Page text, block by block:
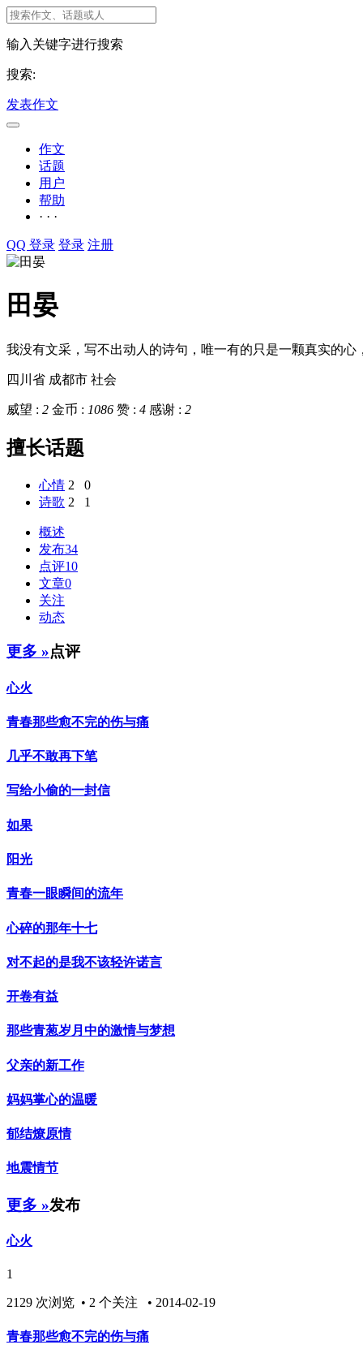
输入关键字进行搜索
搜索:
发表作文
作文
话题
用户
帮助
· · ·
QQ 登录 登录 注册
田晏
我没有文采，写不出动人的诗句，唯一有的只是一颗真实的心
四川省 成都市 社会
威望 : 2 金币 : 1086 赞 : 4 感谢 : 2
擅长话题
心情 2 0
诗歌 2 1
概述
发布34
点评10
文章0
关注
动态
更多 »点评
心火
青春那些愈不完的伤与痛
几乎不敢再下笔
写给小偷的一封信
如果
阳光
青春一眼瞬间的流年
心碎的那年十七
对不起的是我不该轻许诺言
开卷有益
那些青葱岁月中的激情与梦想
父亲的新工作
妈妈掌心的温暖
郁结燎原情
地震情节
更多 »发布
心火
1
2129 次浏览 • 2 个关注 • 2014-02-19
青春那些愈不完的伤与痛